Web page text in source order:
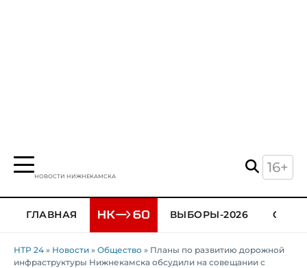
НОВОСТИ НИЖНЕКАМСКА
16+
ГЛАВНАЯ ВЫБОРЫ-2026
НТР 24 » Новости » Общество » Планы по развитию дорожной
инфраструктуры Нижнекамска обсудили на совещании с